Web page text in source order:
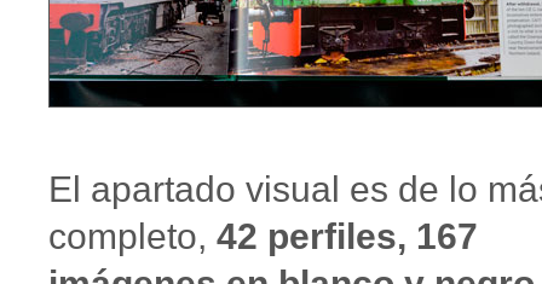
El apartado visual es de lo
completo, 42 perfiles, 167